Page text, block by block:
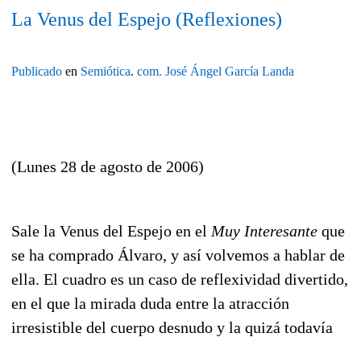
La Venus del Espejo (Reflexiones)
Publicado en Semiótica. com. José Ángel García Landa
(Lunes 28 de agosto de 2006)
Sale la Venus del Espejo en el Muy Interesante que
se ha comprado Álvaro, y así volvemos a hablar de
ella. El cuadro es un caso de reflexividad divertido,
en el que la mirada duda entre la atracción
irresistible del cuerpo desnudo y la quizá todavía